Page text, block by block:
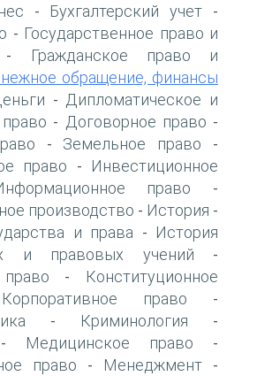
- Бухгалтерский учет -
- Государственное право и
Гражданское право и
обращение, финансы
- Дипломатическое и
- Договорное право -
- Земельное право -
право -
Инвестиционное
право -
производство - История -
и права -
История
и правовых учений -
-
Конституционное
Корпоративное право -
- Криминология -
Медицинское право -
право - Менеджмент -